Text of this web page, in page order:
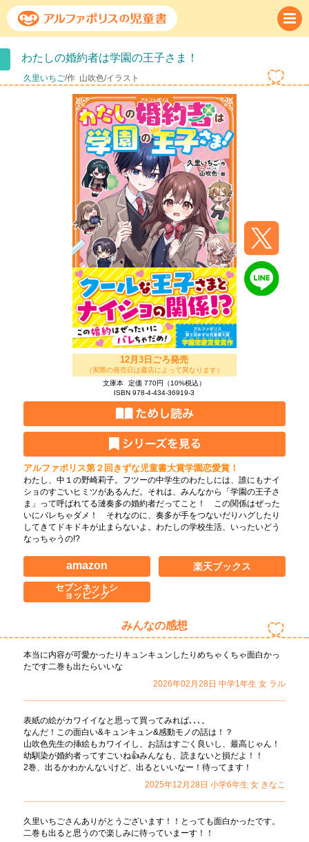
わたしの婚約者は学園の王子さま！
久里いちご/作 山吹色/イラスト
12月3日ごろ発売
（実際の発売日は書店によって異なります）
文庫本
定価 770円（10%税込）
ISBN 978-4-434-36919-3
アルファポリス第２回きずな児童書大賞学園恋愛賞！
わたし、中１の野崎莉子。フツーの中学生のわたしには、誰にもナイ
ショのすごいヒミツがあるんだ。それは、みんなから「学園の王子さ
ま」って呼ばれてる漣奏多の婚約者だってこと！ この関係はぜった
いにバレちゃダメ！ それなのに、奏多が手をつないだりハグしたり
してきてドキドキが止まらないよ。わたしの学校生活、いったいどう
なっちゃうの!?
amazon 楽天ブックス
セブンネットシ
ョッピング
みんなの感想
本当に内容が可愛かったりキュンキュンしたりめちゃくちゃ面白かっ
たです二巻も出たらいいな
2026年02月28日 中学1年生 女 ラル
表紙の絵がカワイイなと思って買ってみれば､､､。
なんだ！この面白い&キュンキュン&感動モノの話は！？
山吹色先生の挿絵もカワイイし、お話はすごく良いし、最高じゃん！
幼馴染が婚約者ってすごいね👍みんなも、読まないと損だよ！！
2巻、出るかわかんないけど、出るといいなー！待ってます！
2025年12月28日 小学6年生 女 きなこ
久里いちごさんありがとうございます！！とっても面白かったです。
二巻も出ると思うので楽しみに待っていまーす！！